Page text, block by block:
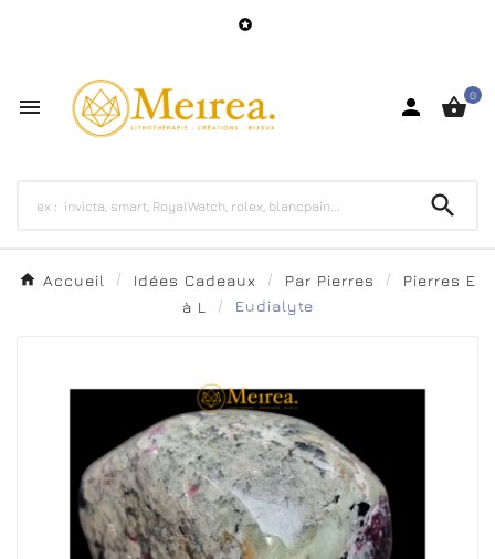

  0

Accueil Idées Cadeaux Par Pierres
Pierres E
à L
Eudialyte